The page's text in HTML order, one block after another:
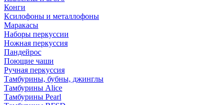
Конги
Ксилофоны и металлофоны
Маракасы
Наборы перкуссии
Ножная перкуссия
Пандейрос
Поющие чаши
Ручная перкуссия
Тамбурины, бубны, джинглы
Тамбурины Alice
Тамбурины Pearl